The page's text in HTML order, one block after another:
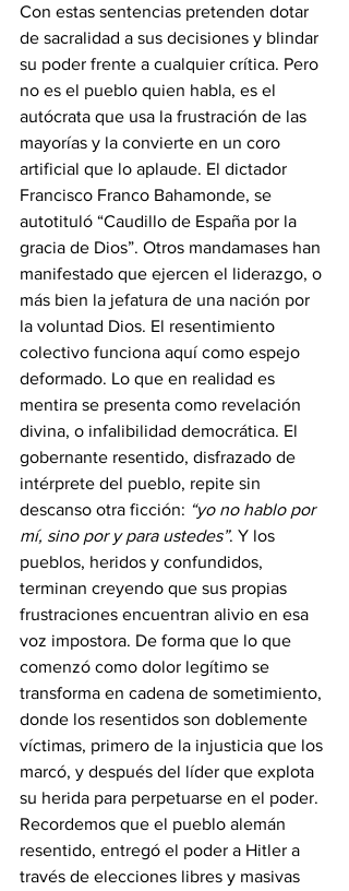
Con estas sentencias pretenden dotar
de sacralidad a sus decisiones y blindar
su poder frente a cualquier crítica. Pero
no es el pueblo quien habla, es el
autócrata que usa la frustración de las
mayorías y la convierte en un coro
artificial que lo aplaude. El dictador
Francisco Franco Bahamonde, se
autotituló “Caudillo de España por la
gracia de Dios”. Otros mandamases han
manifestado que ejercen el liderazgo, o
más bien la jefatura de una nación por
la voluntad Dios. El resentimiento
colectivo funciona aquí como espejo
deformado. Lo que en realidad es
mentira se presenta como revelación
divina, o infalibilidad democrática. El
gobernante resentido, disfrazado de
intérprete del pueblo, repite sin
descanso otra ficción: “yo no hablo por
mí, sino por y para ustedes”. Y los
pueblos, heridos y confundidos,
terminan creyendo que sus propias
frustraciones encuentran alivio en esa
voz impostora. De forma que lo que
comenzó como dolor legítimo se
transforma en cadena de sometimiento,
donde los resentidos son doblemente
víctimas, primero de la injusticia que los
marcó, y después del líder que explota
su herida para perpetuarse en el poder.
Recordemos que el pueblo alemán
resentido, entregó el poder a Hitler a
través de elecciones libres y masivas